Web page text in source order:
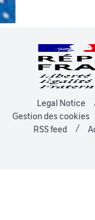
Legal Notice
Gestion des cookies
RSS feed